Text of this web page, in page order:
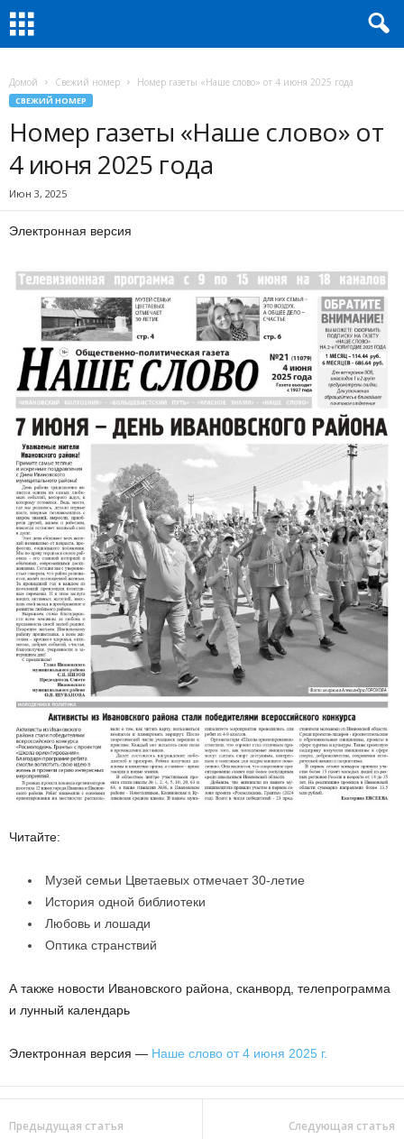
Домой Свежий номер Номер газеты «Наше слово» от 4 июня 2025 года
СВЕЖИЙ НОМЕР
Номер газеты «Наше слово» от
4 июня 2025 года
Июн 3, 2025
Электронная версия
Читайте:
Музей семьи Цветаевых отмечает 30-летие
История одной библиотеки
Любовь и лошади
Оптика странствий
А также новости Ивановского района, сканворд, телепрограмма
и лунный календарь
Электронная версия — Наше слово от 4 июня 2025 г.
Предыдущая статья Следующая статья